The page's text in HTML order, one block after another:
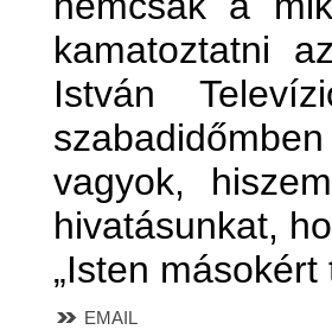
kamatoztatni
István
vagyok,
hivatásunkat,
„Isten
EMAIL